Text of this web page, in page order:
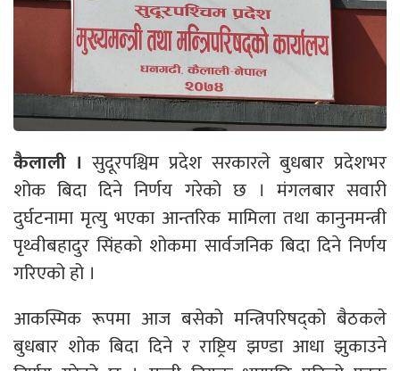
कैलाली ।सुदूरपश्चिम प्रदेश सरकारले बुधबार प्रदेशभर
शोक बिदा दिने निर्णय गरेको छ । मंगलबार सवारी
दुर्घटनामा मृत्यु भएका आन्तरिक मामिला तथा कानुनमन्त्री
पृथ्वीबहादुर सिंहको शोकमा सार्वजनिक बिदा दिने निर्णय
गरिएको हो ।
आकस्मिक रूपमा आज बसेको मन्त्रिपरिषद्को बैठकले
बुधबार शोक बिदा दिने र राष्ट्रिय झण्डा आधा झुकाउने